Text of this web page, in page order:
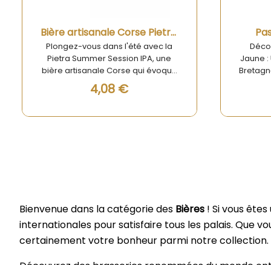
Aperçu rapide Bière artisanale Corse Pietra Summer Session IPA 33cl
Plongez-vous dans l'été avec la
Pietra Summer Session IPA, une
bière artisanale Corse qui évoque
les plaisirs des journées
ensoleillées. Cette bière
qu'une simple boisson ; c'est une
recherchent une option
rafraîchissante et pleine de
caractère. Imaginez-vous
dégustant cette bière lors d'un
4,08 €
Jaune
vous
Bienvenue dans la catégorie des Bières ! Si vous
internationales pour satisfaire tous les palais. Que
certainement votre bonheur parmi notre collection.